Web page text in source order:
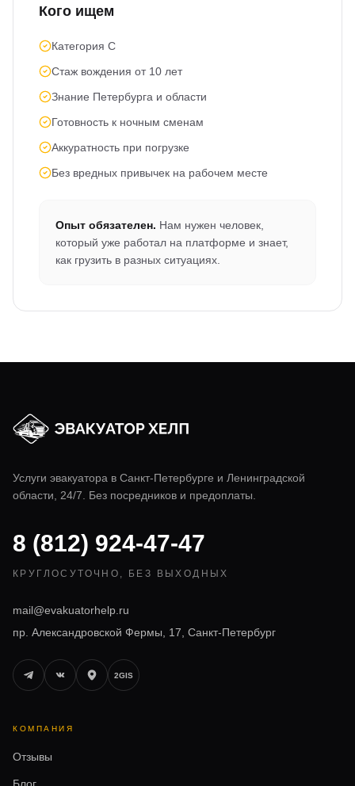
Кого ищем
Категория C
Стаж вождения от 10 лет
Знание Петербурга и области
Готовность к ночным сменам
Аккуратность при погрузке
Без вредных привычек на рабочем месте
Опыт обязателен. Нам нужен человек,
который уже работал на платформе и знает,
как грузить в разных ситуациях.
Услуги эвакуатора в Санкт-Петербурге и Ленинградской
области, 24/7. Без посредников и предоплаты.
8 (812) 924-47-47
КРУГЛОСУТОЧНО, БЕЗ ВЫХОДНЫХ
mail@evakuatorhelp.ru
пр. Александровской Фермы, 17, Санкт-Петербург
2GIS
КОМПАНИЯ
Отзывы